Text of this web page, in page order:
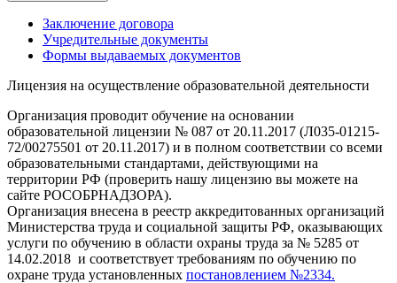
Заключение договора
Учредительные документы
Формы выдаваемых документов
Лицензия на осуществление образовательной деятельности
Организация проводит обучение на основании
образовательной лицензии № 087 от 20.11.2017 (Л035-01215-
72/00275501 от 20.11.2017) и в полном соответствии со всеми
образовательными стандартами, действующими на
территории РФ (проверить нашу лицензию вы можете на
сайте РОСОБРНАДЗОРА).
Организация внесена в реестр аккредитованных организаций
Министерства труда и социальной защиты РФ, оказывающих
услуги по обучению в области охраны труда за № 5285 от
14.02.2018 и соответствует требованиям по обучению по
охране труда установленных постановлением №2334.